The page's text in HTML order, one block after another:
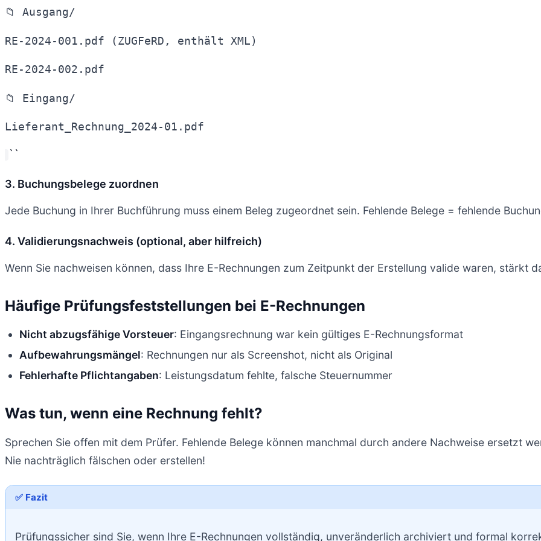
📁 Ausgang/
RE-2024-001.pdf (ZUGFeRD, enthält XML)
RE-2024-002.pdf
📁 Eingang/
Lieferant_Rechnung_2024-01.pdf
``
3. Buchungsbelege zuordnen
Jede Buchung in Ihrer Buchführung muss einem Beleg zugeordnet sein. Fehlende Belege = fehlende
4. Validierungsnachweis (optional, aber hilfreich)
Wenn Sie nachweisen können, dass Ihre E-Rechnungen zum Zeitpunkt der Erstellung valide waren, stärkt
Häufige Prüfungsfeststellungen bei E-Rechnungen
Nicht abzugsfähige Vorsteuer: Eingangsrechnung war kein gültiges E-Rechnungsformat
Aufbewahrungsmängel: Rechnungen nur als Screenshot, nicht als Original
Fehlerhafte Pflichtangaben: Leistungsdatum fehlte, falsche Steuernummer
Was tun, wenn eine Rechnung fehlt?
Sprechen Sie offen mit dem Prüfer. Fehlende Belege können manchmal durch andere Nachweise ersetzt
Nie nachträglich fälschen oder erstellen!
✅ Fazit
Prüfungssicher sind Sie, wenn Ihre E-Rechnungen vollständig, unveränderlich archiviert und formal